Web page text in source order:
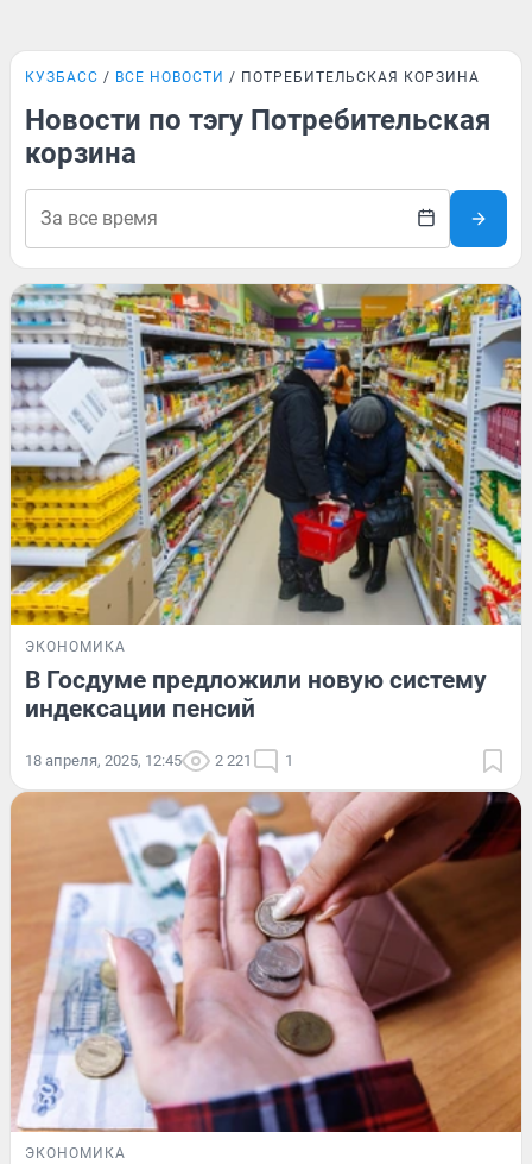
КУЗБАСС ВСЕ НОВОСТИ ПОТРЕБИТЕЛЬСКАЯ КОРЗИНА
Новости по тэгу Потребительская
корзина
ЭКОНОМИКА
В Госдуме предложили новую систему
индексации пенсий
18 апреля, 2025, 12:45 2 221 1
ЭКОНОМИКА